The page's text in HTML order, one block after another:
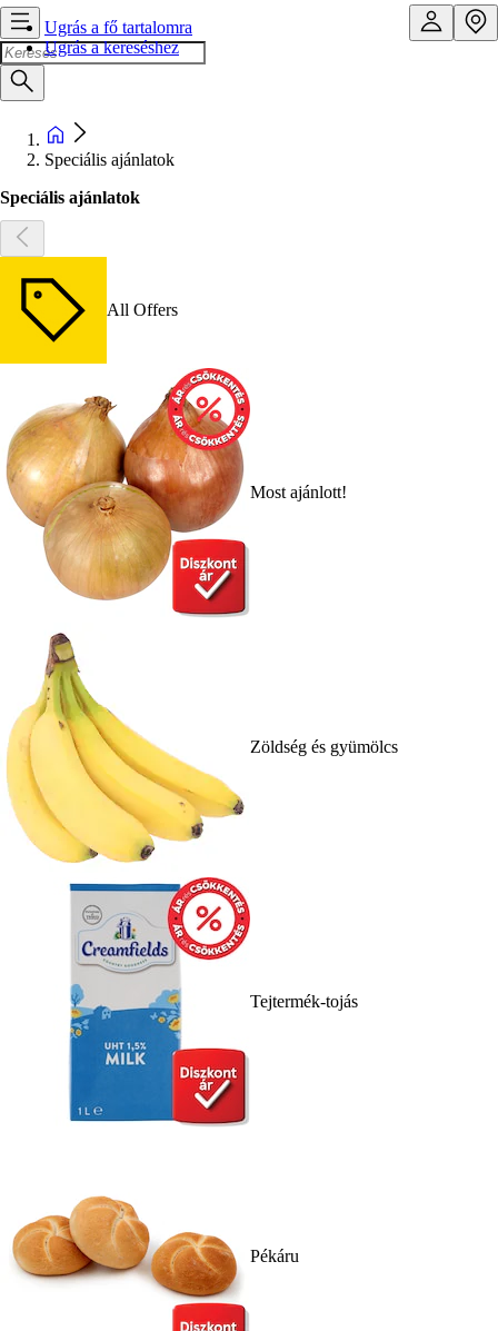
Ugrás a fő tartalomra
Ugrás a kereséshez
Speciális ajánlatok
Speciális ajánlatok
All Offers
Most ajánlott!
Zöldség és gyümölcs
Tejtermék-tojás
Pékáru